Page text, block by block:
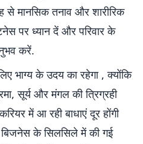
से मानसिक तनाव और शारीरिक
पर ध्यान दें और परिवार के
करें.
भाग्य के उदय का रहेगा , क्योंकि
सूर्य और मंगल की त्रिग्रही
में आ रही बाधाएं दूर होंगी
के सिलसिले में की गई